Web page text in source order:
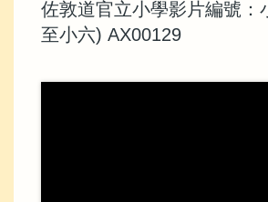
佐敦道官立小學影片編號：
至小六) AX00129